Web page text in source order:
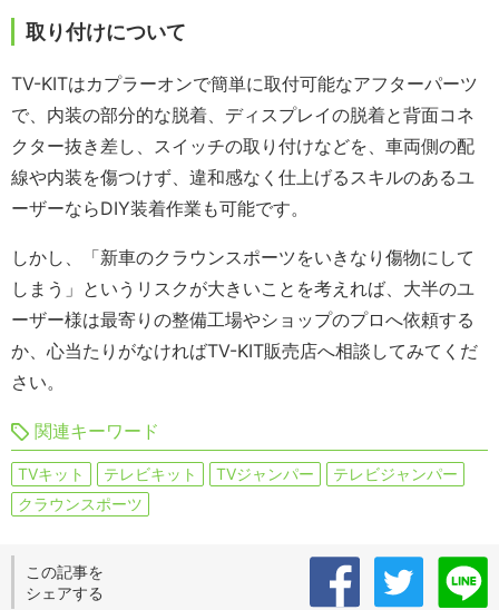
取り付けについて
TV-KITはカプラーオンで簡単に取付可能なアフターパーツ
で、内装の部分的な脱着、ディスプレイの脱着と背面コネ
クター抜き差し、スイッチの取り付けなどを、車両側の配
線や内装を傷つけず、違和感なく仕上げるスキルのあるユ
ーザーならDIY装着作業も可能です。
しかし、「新車のクラウンスポーツをいきなり傷物にして
しまう」というリスクが大きいことを考えれば、大半のユ
ーザー様は最寄りの整備工場やショップのプロへ依頼する
か、心当たりがなければTV-KIT販売店へ相談してみてくだ
さい。
関連キーワード
TVキット テレビキット TVジャンパー
テレビジャンパー
クラウンスポーツ
この記事を
シェアする